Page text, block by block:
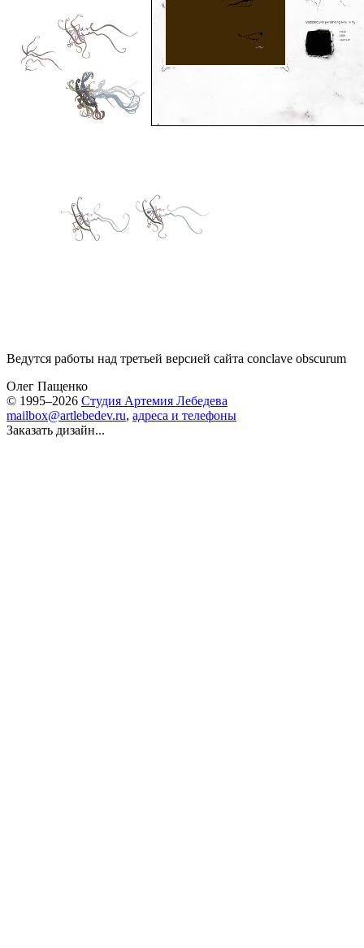
Ведутся работы над третьей версией сайта conclave obscurum
Олег Пащенко
© 1995–2026 Студия Артемия Лебедева
mailbox@artlebedev.ru, адреса и телефоны
Заказать дизайн...